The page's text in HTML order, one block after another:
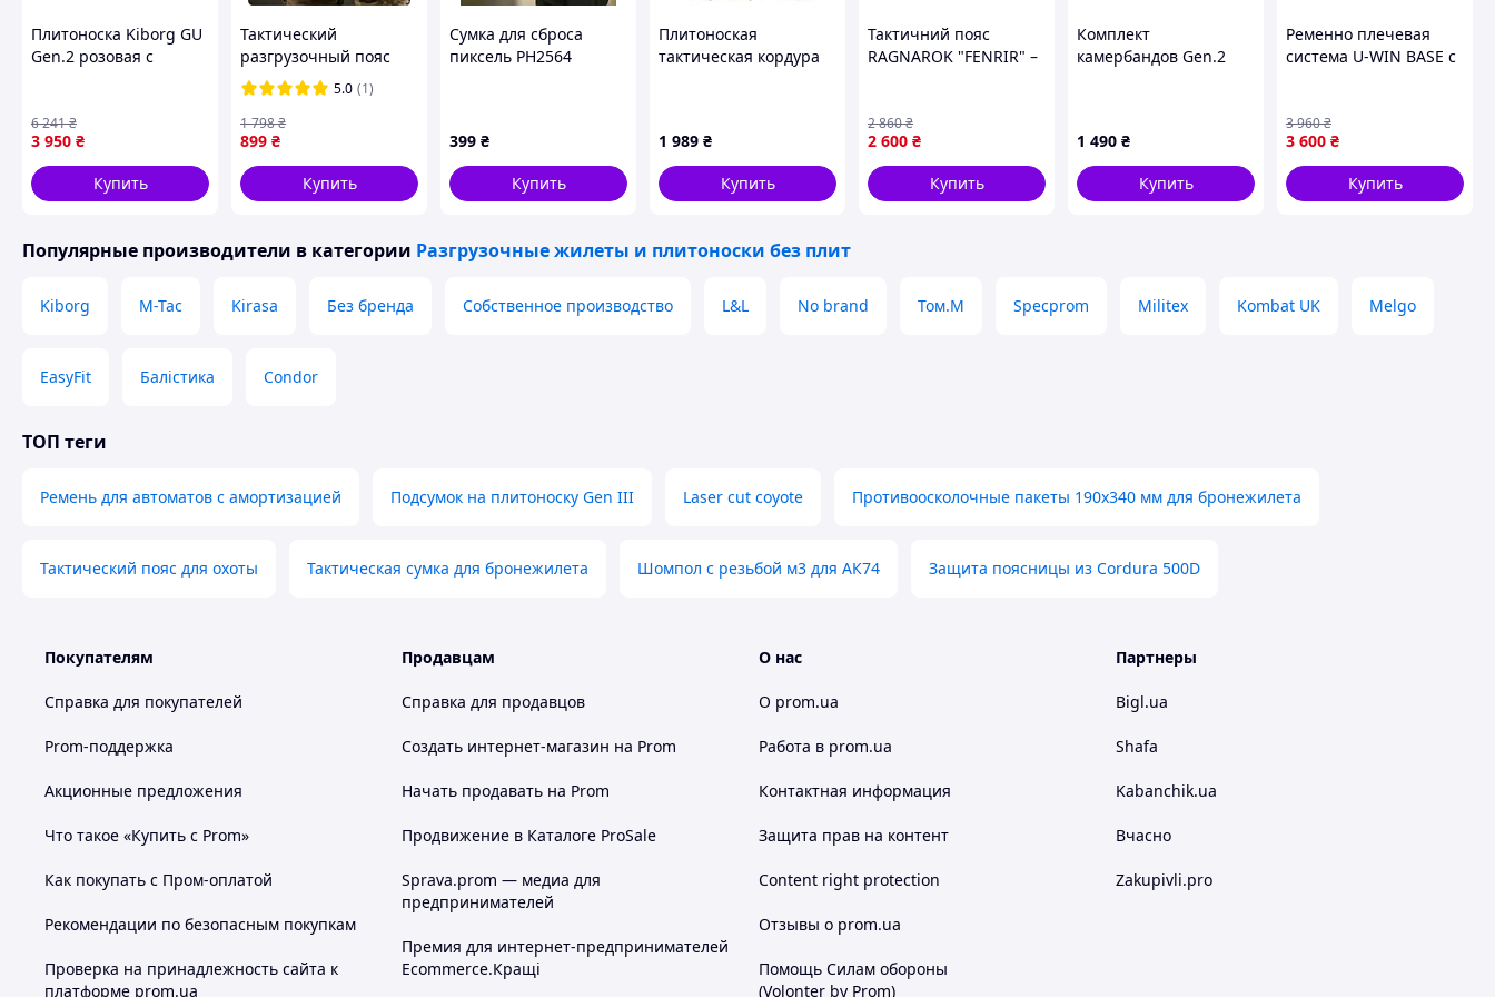
Все элементы системы Molle и узлы, на которые приходится наибольшая нагрузка, максимально усилены,
прошиты крест-накрест армированными нитками.
Двойная система быстрого сброса в области плечей и камбербендов позволяет за считанные секунды
сбросить с себя плитоноску, просто потянув за паракорд. Благодаря быстросбросам плитоноска одевается
быстро и удобно.
Основная ткань - Cordura 1000D. Имеет двойное полиуретановое покрытие для защиты от влаги и смазочных
материалов, не поддерживает горение, не стирается, не выгорает на солнце, сохраняет свои свойства
длительное время в экстремальных условиях эксплуатации.
Плитоноска Kiborg GU
Gen.2 розовая с
плиты
3 950 ₴
6 241₴
Купить
Тактический
разгрузочный пояс
РПС койот для
снаряжения, поясная
разгрузочная система.
5.0 (1)
899 ₴
1 798₴
Купить
Сумка для сброса
пиксель РН2564
399 ₴
Купить
Плитоноская
тактическая кордура
1 989 ₴
Купить
Тактичний пояс
RAGNAROK "FENRIR" –
2 600 ₴
2 860₴
Купить
Комплект
камербандов Gen.2
1 490 ₴
Купить
Ременно плечевая
система U-WIN BASE с
3 600 ₴
3 960₴
Купить
Популярные производители в категории Разгрузочные жилеты и плитоноски без плит
Kiborg M-Tac Kirasa Без бренда Собственное производство L&L No brand Том.М Specprom Militex Kombat UK Melgo
EasyFit Балістика Condor
ТОП теги
Ремень для автоматов с амортизацией Подсумок на плитоноску Gen III Laser cut coyote Противоосколочные пакеты 190х340 мм для бронежилета
Тактический пояс для охоты Тактическая сумка для бронежилета Шомпол с резьбой м3 для АК74 Защита поясницы из Cordura 500D
Покупателям
Справка для покупателей
Prom-поддержка
Акционные предложения
Что такое «Купить с Prom»
Как покупать с Пром-оплатой
Рекомендации по безопасным покупкам
Проверка на принадлежность сайта к
платформе prom.ua
Продавцам
Справка для продавцов
Создать интернет-магазин на Prom
Начать продавать на Prom
Продвижение в Каталоге ProSale
Sprava.prom — медиа для
предпринимателей
Премия для интернет-предпринимателей
Ecommerce.Кращі
О нас
О prom.ua
Работа в prom.ua
Контактная информация
Защита прав на контент
Content right protection
Отзывы о prom.ua
Помощь Силам обороны
(Volonter by Prom)
Партнеры
Bigl.ua
Shafa
Kabanchik.ua
Вчасно
Zakupivli.pro